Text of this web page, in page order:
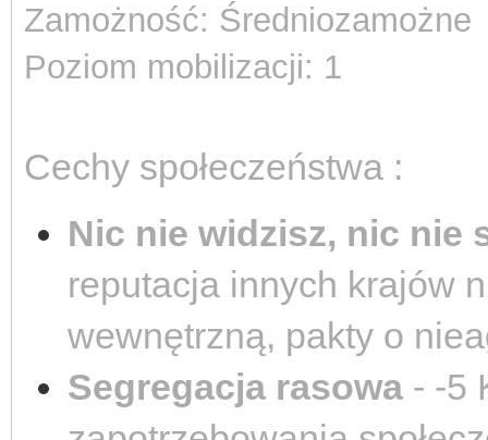
Zamożność: Średniozamożne
Poziom mobilizacji: 1
Cechy społeczeństwa :
Nic nie widzisz, nic nie
reputacja innych krajów
wewnętrzną, pakty o
Segregacja rasowa - -5